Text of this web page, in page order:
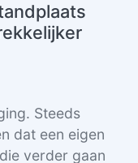
Steeds
dat een eigen
verder gaan